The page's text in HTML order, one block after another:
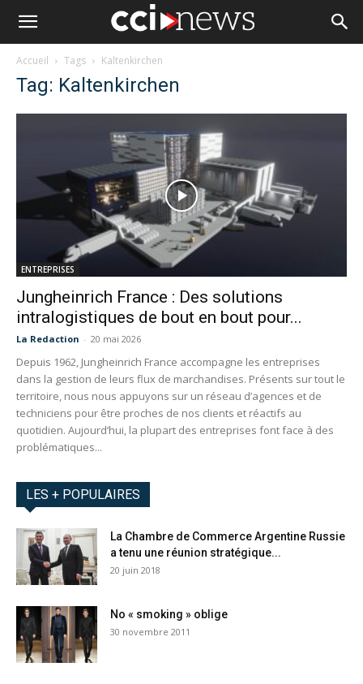
Accueil Tags Kaltenkirchen
Tag: Kaltenkirchen
ENTREPRISES
Jungheinrich France : Des solutions
intralogistiques de bout en bout pour...
La Redaction - 20 mai 2026
Depuis 1962, Jungheinrich France accompagne les entreprises
dans la gestion de leurs flux de marchandises. Présents sur tout le
territoire, nous nous appuyons sur un réseau d’agences et de
techniciens pour être proches de nos clients et réactifs au
quotidien. Aujourd’hui, la plupart des entreprises font face à des
problématiques...
LES + POPULAIRES
La Chambre de Commerce Argentine Russie
a tenu une réunion stratégique...
20 juin 2018
No « smoking » oblige
30 novembre 2011